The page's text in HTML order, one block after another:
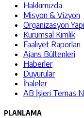
Hakkımızda
Misyon & Vizyon
Organizasyon
Kurumsal Kimlik
Faaliyet Raporları
Ajans Bültenleri
Haberler
Duyurular
İhaleler
AB İşleri Temas
PLANLAMA